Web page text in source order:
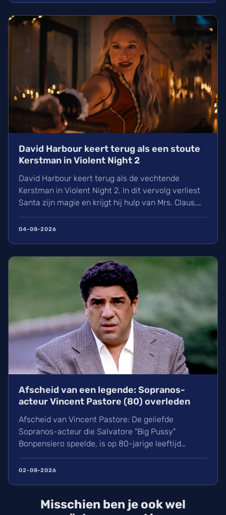
IMAX-release.
David Harbour keert terug als een stoute
Kerstman in Violent Night 2
David Harbour keert terug als de vechtende
Kerstman in Violent Night 2. In dit vervolg verliest
Santa zijn magie en krijgt hij hulp van Mrs. Claus,
gespeeld door Kristen Bell. Ontdek alles over de
nieuwe cast met Jared Harris, het Viking-verleden
04-08-2026
Afscheid van een legende: Sopranos-
acteur Vincent Pastore (80) overleden
Afscheid van Vincent Pastore: De geliefde
Sopranos-acteur die Salvatore "Big Pussy"
Bonpensiero speelde, is op 80-jarige leeftijd
overleden. Ontdek meer over zijn indrukwekkende
carrière van nachtclubeigenaar tot maffia-icoon en
in New York.
02-08-2026
Misschien ben je ook wel